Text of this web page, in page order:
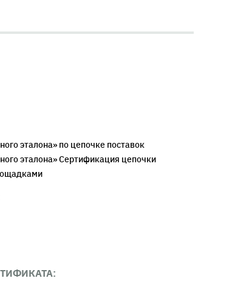
эталона» по цепочке поставок
эталона» Сертификация цепочки